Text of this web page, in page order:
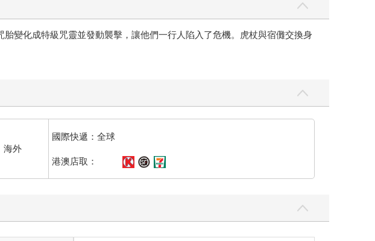
變化成特級咒靈並發動襲擊，讓他們一行人陷入了危機。虎杖與宿儺交換身
海外
國際快遞：全球
港澳店取：